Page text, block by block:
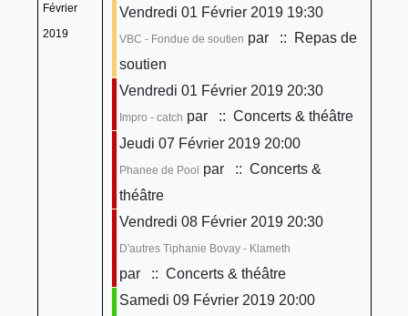
Février
2019
Vendredi 01 Février 2019 19:30
VBC - Fondue de soutien par
:: Repas de
soutien
Vendredi 01 Février 2019 20:30
Impro - catch par
:: Concerts & théâtre
Jeudi 07 Février 2019 20:00
Phanee de Pool par
:: Concerts &
théâtre
Vendredi 08 Février 2019 20:30
D'autres Tiphanie Bovay - Klameth
par
:: Concerts & théâtre
Samedi 09 Février 2019 20:00